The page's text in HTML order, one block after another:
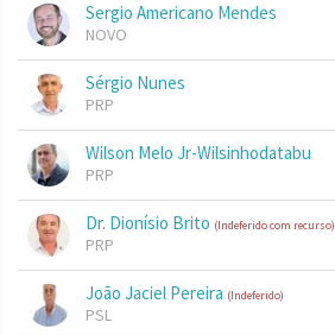
Sergio Americano Mendes
NOVO
Sérgio Nunes
PRP
Wilson Melo Jr-Wilsinhodatabu
PRP
Dr. Dionísio Brito (Indeferido com recurso)
PRP
João Jaciel Pereira (Indeferido)
PSL